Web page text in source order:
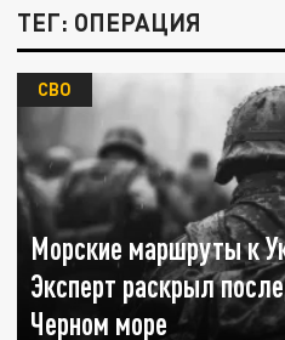
ТЕГ: ОПЕРАЦИЯ
Морские маршруты к
Эксперт раскрыл
Черном море
СВО